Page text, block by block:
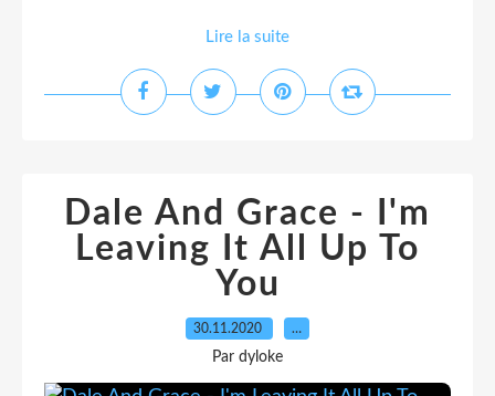
Lire la suite
Dale And Grace - I'm
Leaving It All Up To
You
30.11.2020 …
Par dyloke